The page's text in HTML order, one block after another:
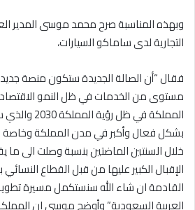
وبهذه المناسبة صرح محمد موسى المدير
التجارية لدى ساماكو السيارات،
فقال “أن الصالة الجديدة ستكون منصة
مستوى من الخدمات في ظل النمو
المملكة في
بشكل فعال وأكبر في مدن المملكة وخاصة
القادمة ان شاء الله سنستكمل مسيرة
العربية السعودية” وأوضح موسى ان